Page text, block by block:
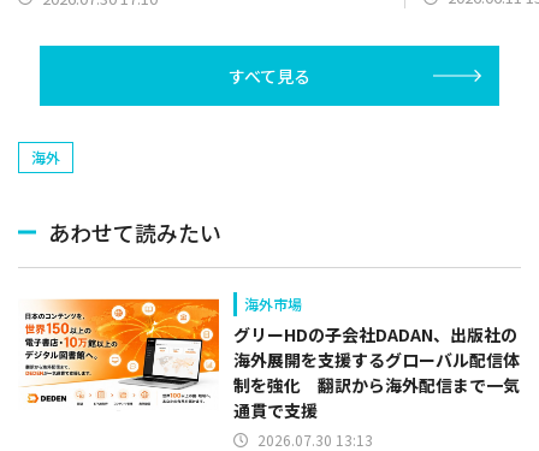
すべて見る
海外
あわせて読みたい
海外市場
グリーHDの子会社DADAN、出版社の
海外展開を支援するグローバル配信体
制を強化 翻訳から海外配信まで一気
通貫で支援
2026.07.30 13:13